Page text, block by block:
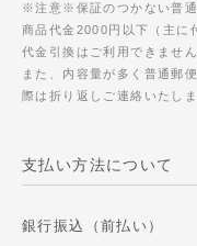
※注意※保証のつかない普通
商品代金2000円以下（主に
代金引換はご利用できませ
また、内容量が多く普通郵
際は折り返しご連絡いたし
支払い方法について
銀行振込（前払い）